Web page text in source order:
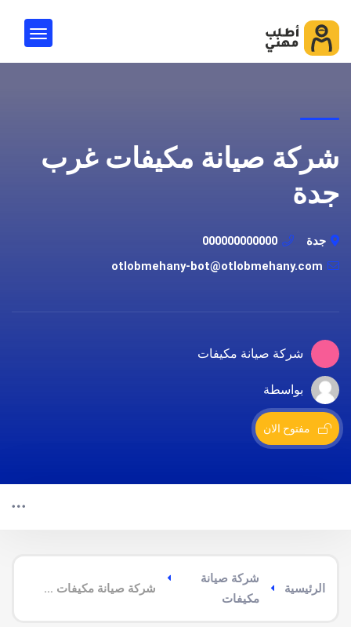
شركة صيانة مكيفات غرب
جدة
جدة
000000000000
otlobmehany-bot@otlobmehany.com
شركة صيانة مكيفات
بواسطة
مفتوح الان
الرئيسية
شركة صيانة
مكيفات
شركة صيانة مكيفات غرب جدة